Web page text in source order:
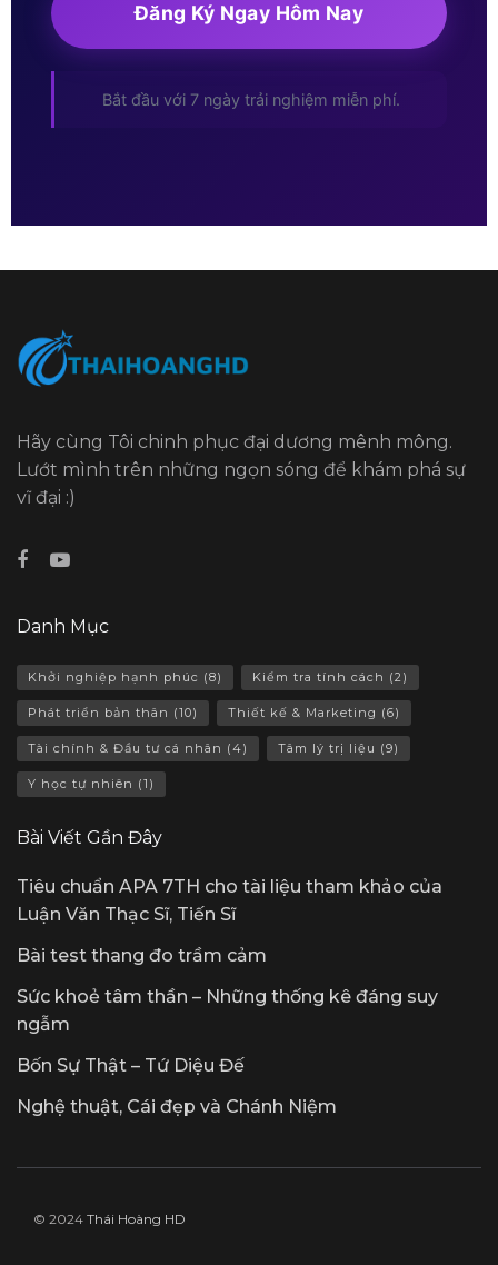
Đăng Ký Ngay Hôm Nay
Bắt đầu với 7 ngày trải nghiệm miễn phí.
Hãy cùng Tôi chinh phục đại dương mênh mông.
Lướt mình trên những ngọn sóng để khám phá sự
vĩ đại :)
Danh Mục
Khởi nghiệp hạnh phúc (8) Kiểm tra tính cách (2)
Phát triển bản thân (10) Thiết kế & Marketing (6)
Tài chính & Đầu tư cá nhân (4) Tâm lý trị liệu (9)
Y học tự nhiên (1)
Bài Viết Gần Đây
Tiêu chuẩn APA 7TH cho tài liệu tham khảo của
Luận Văn Thạc Sĩ, Tiến Sĩ
Bài test thang đo trầm cảm
Sức khoẻ tâm thần – Những thống kê đáng suy
ngẫm
Bốn Sự Thật – Tứ Diệu Đế
Nghệ thuật, Cái đẹp và Chánh Niệm
© 2024 Thái Hoàng HD